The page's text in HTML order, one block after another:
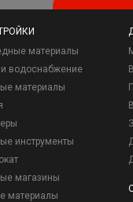
материалы
водоснабжение
материалы
инструменты
магазины
материалы